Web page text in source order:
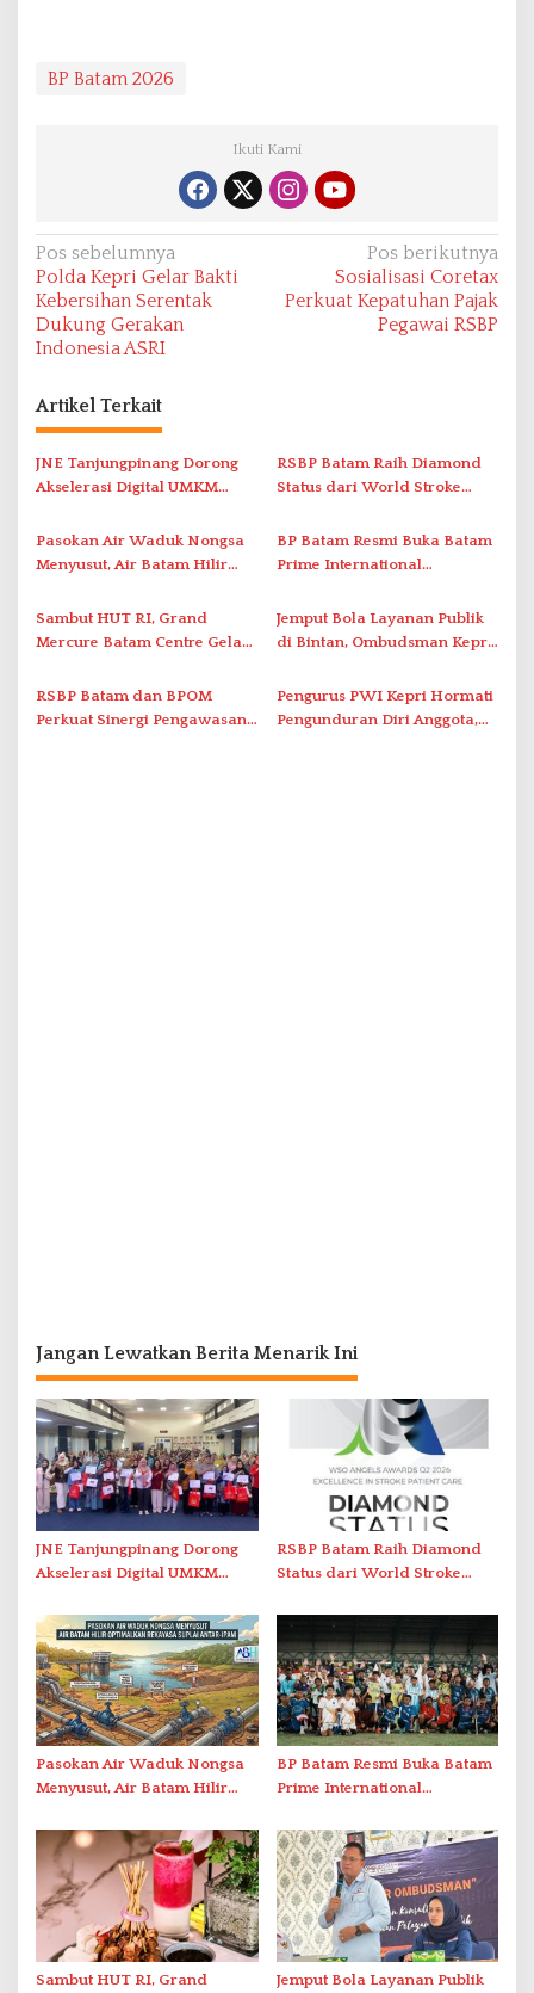
BP Batam 2026
Ikuti Kami
N
a
v
i
g
a
s
i
o
Pos sebelumnya
Polda Kepri Gelar Bakti
Kebersihan Serentak
Dukung Gerakan
Indonesia ASRI
Pos berikutnya
Sosialisasi Coretax
Perkuat Kepatuhan Pajak
Pegawai RSBP
Artikel Terkait
JNE Tanjungpinang Dorong
Akselerasi Digital UMKM
2026
RSBP Batam Raih Diamond
Status dari World Stroke
Penanganan Stroke
Berstandar Internasional
Pasokan Air Waduk Nongsa
Menyusut, Air Batam Hilir
Antar-IPAM
BP Batam Resmi Buka Batam
Prime International
2026 di Stadion Temenggung
Abdul Jamal
Sambut HUT RI, Grand
Mercure Batam Centre Gelar
Nusantara’
Jemput Bola Layanan Publik
di Bintan, Ombudsman Kepri
Solar Nelayan
RSBP Batam dan BPOM
Perkuat Sinergi Pengawasan
Pengurus PWI Kepri Hormati
Pengunduran Diri Anggota,
Jangan Lewatkan Berita Menarik Ini
JNE Tanjungpinang Dorong
Akselerasi Digital UMKM
2026
RSBP Batam Raih Diamond
Status dari World Stroke
Penanganan Stroke
Berstandar Internasional
Pasokan Air Waduk Nongsa
Menyusut, Air Batam Hilir
Antar-IPAM
BP Batam Resmi Buka Batam
Prime International
2026 di Stadion Temenggung
Abdul Jamal
Sambut HUT RI, Grand
Jemput Bola Layanan Publik